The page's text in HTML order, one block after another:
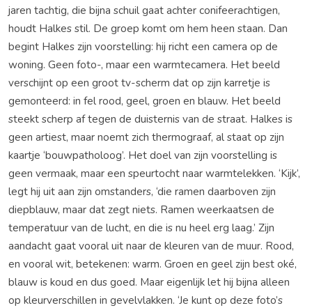
jaren tachtig, die bijna schuil gaat achter conifeerachtigen,
houdt Halkes stil. De groep komt om hem heen staan. Dan
begint Halkes zijn voorstelling: hij richt een camera op de
woning. Geen foto-, maar een warmtecamera. Het beeld
verschijnt op een groot tv-scherm dat op zijn karretje is
gemonteerd: in fel rood, geel, groen en blauw. Het beeld
steekt scherp af tegen de duisternis van de straat. Halkes is
geen artiest, maar noemt zich thermograaf, al staat op zijn
kaartje ‘bouwpatholoog’. Het doel van zijn voorstelling is
geen vermaak, maar een speurtocht naar warmtelekken. ‘Kijk’,
legt hij uit aan zijn omstanders, ‘die ramen daarboven zijn
diepblauw, maar dat zegt niets. Ramen weerkaatsen de
temperatuur van de lucht, en die is nu heel erg laag.’ Zijn
aandacht gaat vooral uit naar de kleuren van de muur. Rood,
en vooral wit, betekenen: warm. Groen en geel zijn best oké,
blauw is koud en dus goed. Maar eigenlijk let hij bijna alleen
op kleurverschillen in gevelvlakken. ‘Je kunt op deze foto’s